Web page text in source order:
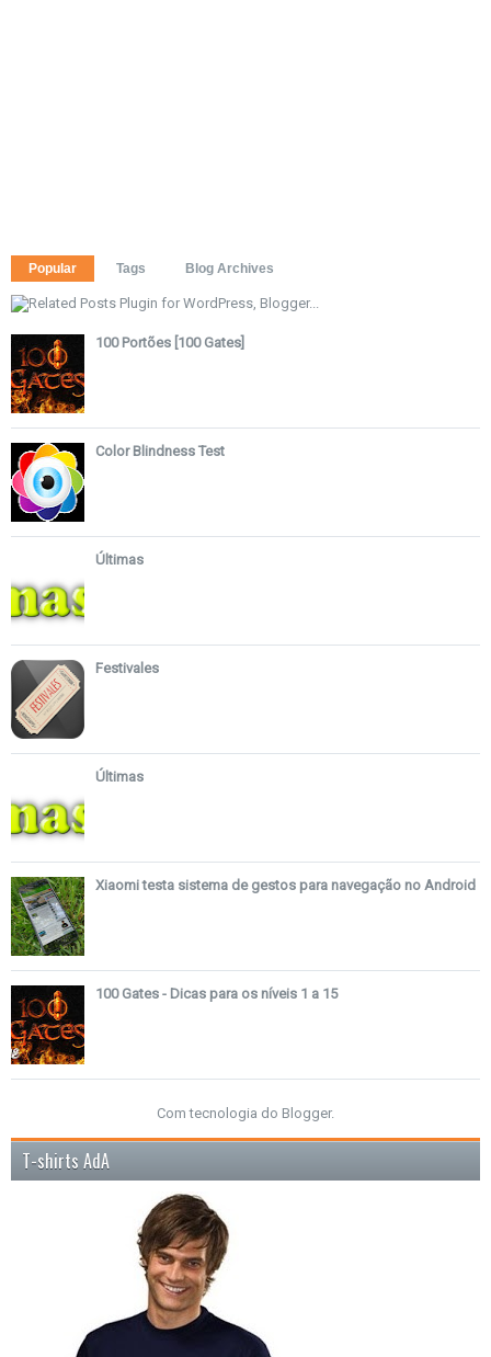
Popular Tags Blog Archives
100 Portões [100 Gates]
Color Blindness Test
Últimas
Festivales
Últimas
Xiaomi testa sistema de gestos para navegação no Android
100 Gates - Dicas para os níveis 1 a 15
Com tecnologia do Blogger.
T-shirts AdA